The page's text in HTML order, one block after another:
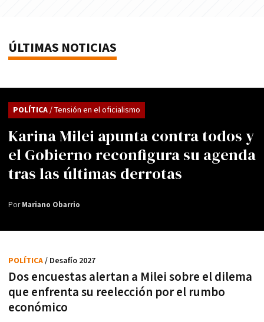
ÚLTIMAS NOTICIAS
Karina Milei apunta contra todos y
el Gobierno reconfigura su agenda
tras las últimas derrotas
POLÍTICA/ Tensión en el oficialismo
PorMariano Obarrio
Dos encuestas alertan a Milei sobre el dilema
que enfrenta su reelección por el rumbo
económico
POLÍTICA/ Desafío 2027